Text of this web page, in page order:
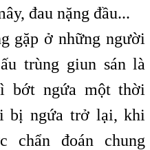
đau nặng đầu...
gặp ở những người
trùng giun sán là
bớt ngứa một thời
bị ngứa trở lại, khi
chẩn đoán chung